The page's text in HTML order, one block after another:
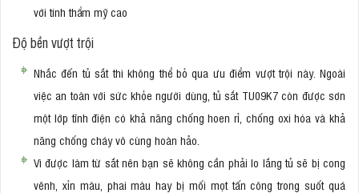
với tính thẩm mỹ cao
Độ bền vượt trội
Nhắc đến tủ sắt thì không thể bỏ qua ưu điểm vượt trội này. Ngoài
việc an toàn với sức khỏe người dùng, tủ sắt TU09K7 còn được sơn
một lớp tĩnh điện có khả năng chống hoen rỉ, chống oxi hóa và khả
năng chống cháy vô cùng hoàn hảo.
Vì được làm từ sắt nên bạn sẽ không cần phải lo lắng tủ sẽ bị cong
vênh, xỉn màu, phai màu hay bị mối mọt tấn công trong suốt quá